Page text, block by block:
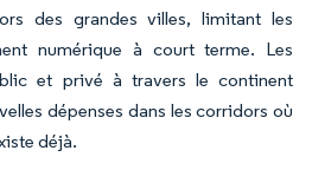
des grandes villes, limitant les
numérique à court terme. Les
et privé à travers le continent
dépenses dans les corridors où
déjà.